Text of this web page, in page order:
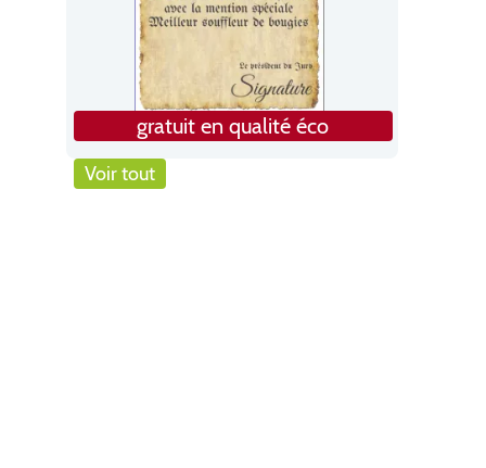
gratuit en qualité éco
Voir tout